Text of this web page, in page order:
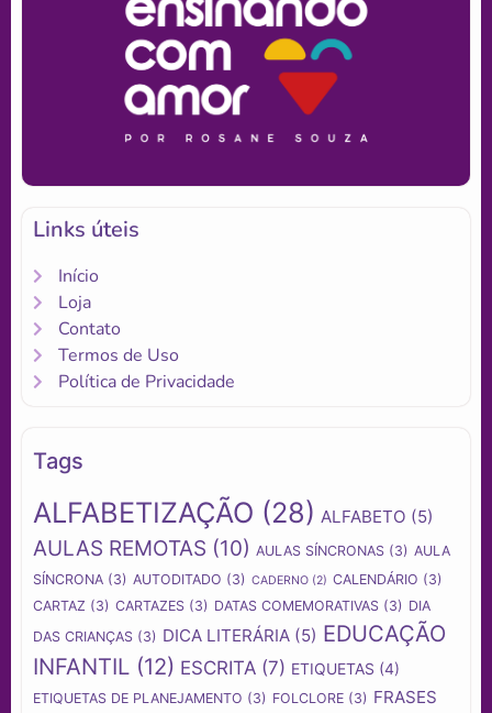
Links úteis
Início
Loja
Contato
Termos de Uso
Política de Privacidade
Tags
ALFABETIZAÇÃO (28) ALFABETO (5)
AULAS REMOTAS (10) AULAS SÍNCRONAS (3) AULA
SÍNCRONA (3) AUTODITADO (3) CADERNO (2) CALENDÁRIO (3)
CARTAZ (3) CARTAZES (3) DATAS COMEMORATIVAS (3) DIA
DAS CRIANÇAS (3) DICA LITERÁRIA (5) EDUCAÇÃO
INFANTIL (12) ESCRITA (7) ETIQUETAS (4)
ETIQUETAS DE PLANEJAMENTO (3) FOLCLORE (3) FRASES